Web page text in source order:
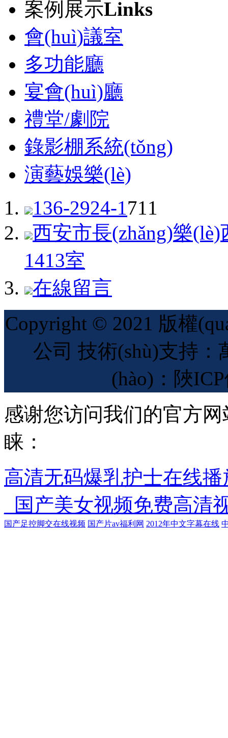
案例展示Links
會(huì)議室
多功能廳
宴會(huì)廳
禮堂/劇院
錄影棚系統(tǒng)
演藝娛樂(lè)
136-2924-1711
西安市長(zhǎng)樂
1413室
在線留言
Copyright © 2021 版權
公司 技術(shù)支持
(hào)：陜
感谢您访问我们的官方
睐：
高清无码爆乳护士在线
_国产美女视频免费高清
国产足控脚交在线视频 国产片av福利网 2012年中文字幕在线